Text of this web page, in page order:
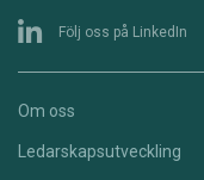
Följ oss på LinkedIn
Om oss
Ledarskapsutveckling